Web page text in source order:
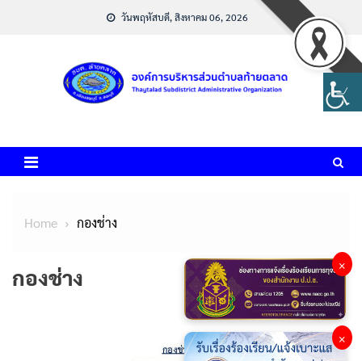
วันพฤหัสบดี, สิงหาคม 06, 2026
Home กองช่าง
กองช่าง ×
×